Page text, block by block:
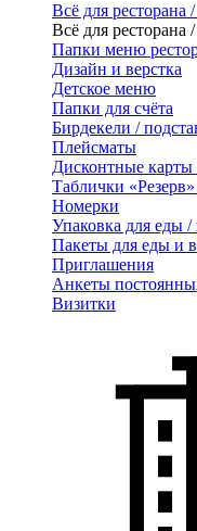
Всё для ресторана
Всё для ресторана
Папки меню
Дизайн и верстка
Детское меню
Папки для счёта
Бирдекели /
Плейсматы
Дисконтные карты
Таблички
Номерки
Упаковка для еды /
Пакеты для еды и
Приглашения
Анкеты
Визитки